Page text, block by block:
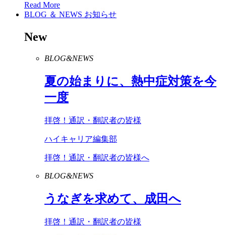
Read More
BLOG ＆ NEWS お知らせ
New
BLOG&NEWS
夏の始まりに、熱中症対策を今
一度
拝啓！通訳・翻訳者の皆様
ハイキャリア編集部
拝啓！通訳・翻訳者の皆様へ
BLOG&NEWS
うなぎを求めて、成田へ
拝啓！通訳・翻訳者の皆様